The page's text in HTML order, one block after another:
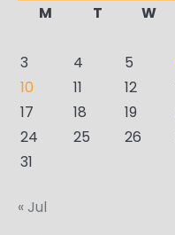
M
T W
3
4 5
10
11 12
17
18 19
24
25 26
31
« Jul